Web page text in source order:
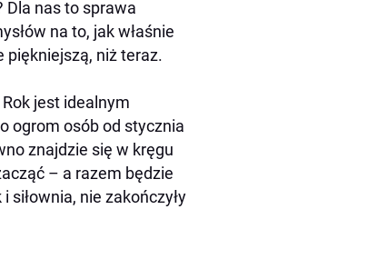
Dla nas to sprawa
na to, jak właśnie
piękniejszą, niż teraz.
jest idealnym
ogrom osób od stycznia
znajdzie się w kręgu
– a razem będzie
nie zakończyły